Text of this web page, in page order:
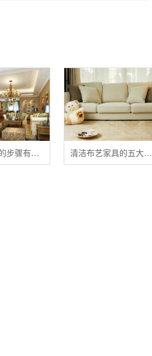
清洁水晶灯的步骤有哪些？ 清洁布艺家具的五大禁忌